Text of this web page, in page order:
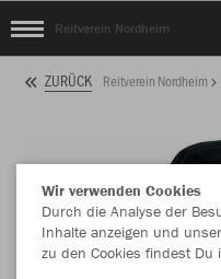
Reitverein Nordheim
ZURÜCK Reitverein Nordheim
Wir verwenden Cookies
Durch die Analyse der
Inhalte anzeigen und
zu den Cookies findest Du